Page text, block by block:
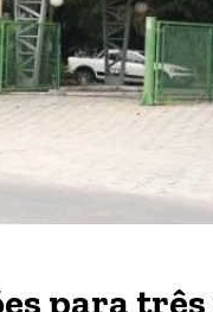
para três